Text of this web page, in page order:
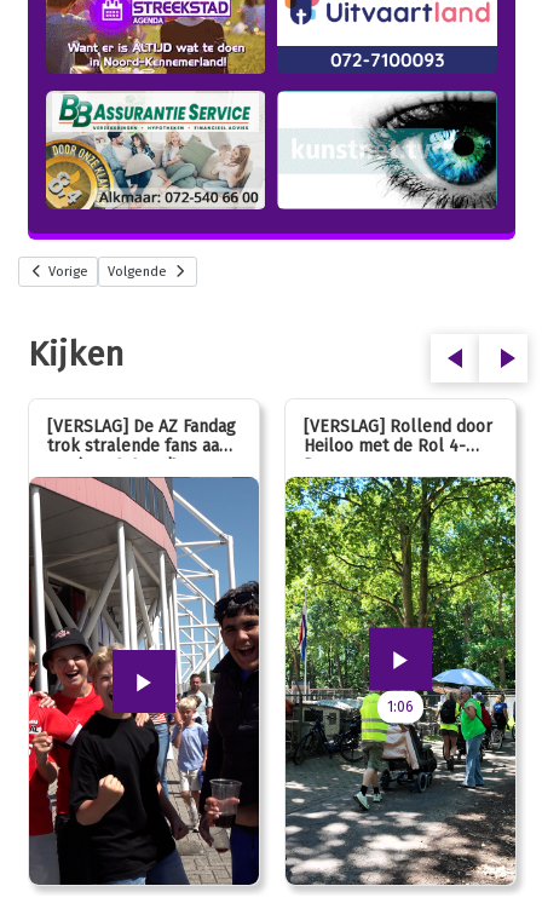
Vorige Volgende
Kijken
[VERSLAG] De AZ Fandag
trok stralende fans aan,
van jong tot oud!
[VERSLAG] Rollend door
Heiloo met de Rol 4-
Daagse
1:06